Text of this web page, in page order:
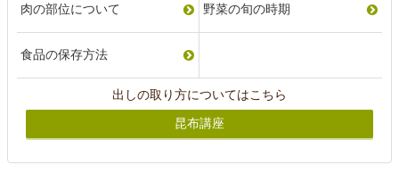
肉の部位について 野菜の旬の時期
食品の保存方法
出しの取り方についてはこちら
昆布講座